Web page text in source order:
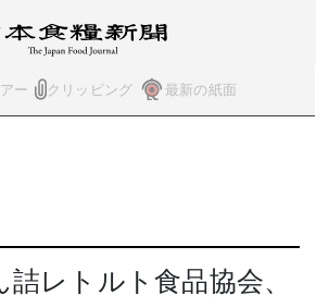
ー クリッピング 最新の紙面
詰レトルト食品協会、